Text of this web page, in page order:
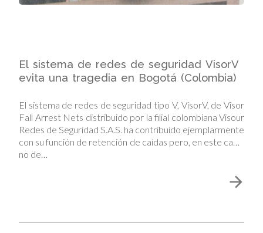
El sistema de redes de seguridad VisorV
evita una tragedia en Bogotá (Colombia)
El sistema de redes de seguridad tipo V, VisorV, de Visor
Fall Arrest Nets distribuido por la filial colombiana Visour
Redes de Seguridad S.A.S. ha contribuido ejemplarmente
con su función de retención de caídas pero, en este caso,
no de…